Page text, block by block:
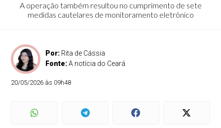
A operação também resultou no cumprimento de sete
medidas cautelares de monitoramento eletrônico
Por: Rita de Cássia
Fonte:A notícia do Ceará
20/05/2026 às 09h48